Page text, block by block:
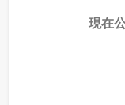
現在